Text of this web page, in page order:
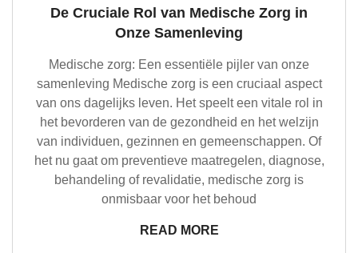
De Cruciale Rol van Medische Zorg in
Onze Samenleving
Medische zorg: Een essentiële pijler van onze
samenleving Medische zorg is een cruciaal aspect
van ons dagelijks leven. Het speelt een vitale rol in
het bevorderen van de gezondheid en het welzijn
van individuen, gezinnen en gemeenschappen. Of
het nu gaat om preventieve maatregelen, diagnose,
behandeling of revalidatie, medische zorg is
onmisbaar voor het behoud
READ MORE